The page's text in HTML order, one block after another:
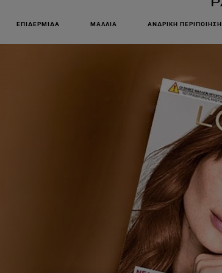
ΕΠΙΔΕΡΜΊΔΑ ΜΑΛΛΙΆ ΑΝΔΡΙΚΉ ΠΕΡΙΠΟΊΗΣΗ